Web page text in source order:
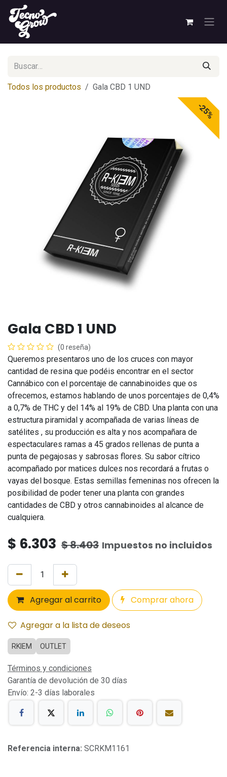
Ir al contenido
Todos los productos Gala CBD 1 UND
-25%
Gala CBD 1 UND
(0 reseña)
Queremos presentaros uno de los cruces con mayor
cantidad de resina que podéis encontrar en el sector
Cannábico con el porcentaje de cannabinoides que os
ofrecemos, estamos hablando de unos porcentajes de 0,4%
a 0,7% de THC y del 14% al 19% de CBD. Una planta con una
estructura piramidal y acompañada de varias líneas de
satélites , su producción es alta y nos acompañara de
espectaculares ramas a 45 grados rellenas de punta a
punta de pegajosas y sabrosas flores. Su sabor cítrico
acompañado por matices dulces nos recordará a frutas o
vayas del bosque. Estas semillas femeninas nos ofrecen la
posibilidad de poder tener una planta con grandes
cantidades de CBD y otros cannabinoides al alcance de
cualquiera.
$ 6.303 $8.403 Impuestos no incluidos
Agregar al carrito Comprar ahora
Agregar a la lista de deseos
RKIEM OUTLET
Términos y condiciones
Garantía de devolución de 30 días
Envío: 2-3 días laborales
Referencia interna: SCRKM1161